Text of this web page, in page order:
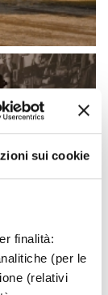
sui cookie
finalità:
(per le
(relativi